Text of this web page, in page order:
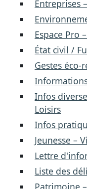
Entreprises
Espace Pro
État civil /
Gestes éco-
Infos
Loisirs
Infos
Jeunesse –
Lettre
Liste des
Patrimoine